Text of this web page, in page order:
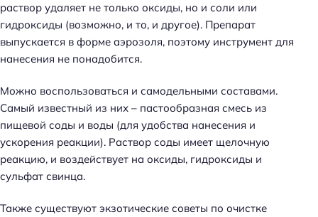
раствор удаляет не только оксиды, но и соли или
гидроксиды (возможно, и то, и другое). Препарат
выпускается в форме аэрозоля, поэтому инструмент для
нанесения не понадобится.
Можно воспользоваться и самодельными составами.
Самый известный из них – пастообразная смесь из
пищевой соды и воды (для удобства нанесения и
ускорения реакции). Раствор соды имеет щелочную
реакцию, и воздействует на оксиды, гидроксиды и
сульфат свинца.
Также существуют экзотические советы по очистке